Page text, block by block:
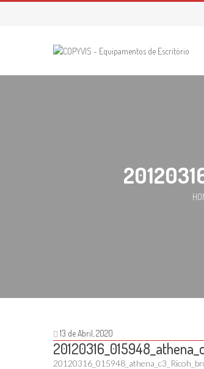
13 de Abril, 2020